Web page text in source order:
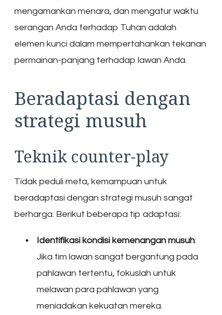
mengamankan menara, dan mengatur waktu
serangan Anda terhadap Tuhan adalah
elemen kunci dalam mempertahankan tekanan
permainan-panjang terhadap lawan Anda.
Beradaptasi dengan
strategi musuh
Teknik counter-play
Tidak peduli meta, kemampuan untuk
beradaptasi dengan strategi musuh sangat
berharga. Berikut beberapa tip adaptasi:
Identifikasi kondisi kemenangan musuh:
Jika tim lawan sangat bergantung pada
pahlawan tertentu, fokuslah untuk
melawan para pahlawan yang
meniadakan kekuatan mereka.